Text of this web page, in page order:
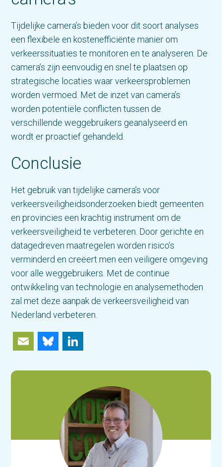
Tijdelijke camera’s bieden voor dit soort analyses
een flexibele en kostenefficiënte manier om
verkeerssituaties te monitoren en te analyseren. De
camera’s zijn eenvoudig en snel te plaatsen op
strategische locaties waar verkeersproblemen
worden vermoed. Met de inzet van camera’s
worden potentiële conflicten tussen de
verschillende weggebruikers geanalyseerd en
wordt er proactief gehandeld.
Conclusie
Het gebruik van tijdelijke camera’s voor
verkeersveiligheidsonderzoeken biedt gemeenten
en provincies een krachtig instrument om de
verkeersveiligheid te verbeteren. Door gerichte en
datagedreven maatregelen worden risico’s
verminderd en creëert men een veiligere omgeving
voor alle weggebruikers. Met de continue
ontwikkeling van technologie en analysemethoden
zal met deze aanpak de verkeersveiligheid van
Nederland verbeteren.
EmailBluesky